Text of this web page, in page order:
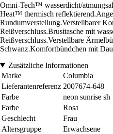
Omni-Tech™ wasserdicht/
Heat™ thermisch
Rundumverstellung.Verstellbarer
Reißverschluss.Brusttasche mit
Reißverschluss.Verstellbare
Schwanz.Komfortbündchen mit
Zusätzliche Informationen
Marke
Columbia
Lieferantenreferenz 2007674-648
Farbe
neon sunrise sh
Farbe
Rosa
Geschlecht
Frau
Altersgruppe
Erwachsene